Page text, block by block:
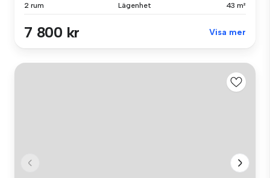
2 rum Lägenhet 43 m²
7 800 kr Visa mer